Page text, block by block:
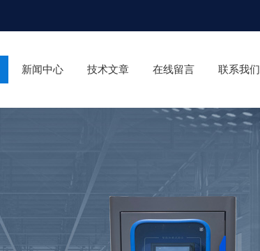
新闻中心 技术文章 在线留言 联系我们